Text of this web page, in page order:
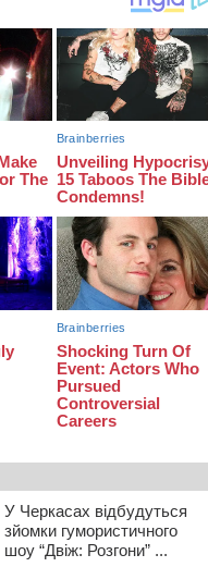
покращити умови в
у Чорнобаївську
повертається полеглий
воїн
мільйонів гривень
податку сплатили на
ЧЕТВЕР
з яких чотири
спортсмени
на чемпіонаті України
У Черкасах відбудуться
зйомки гумористичного
шоу “Двіж: Розгони” ...